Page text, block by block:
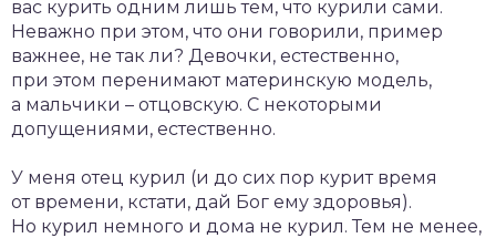
вас курить одним лишь тем, что курили сами.
Неважно при этом, что они говорили, пример
важнее, не так ли? Девочки, естественно,
при этом перенимают материнскую модель,
а мальчики – отцовскую. С некоторыми
допущениями, естественно.
У меня отец курил (и до сих пор курит время
от времени, кстати, дай Бог ему здоровья).
Но курил немного и дома не курил. Тем не менее,